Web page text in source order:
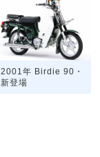
2001年 Birdie 90・
新登場